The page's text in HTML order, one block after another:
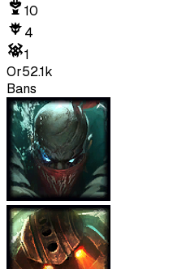
10
4
1
Or52.1k
Bans